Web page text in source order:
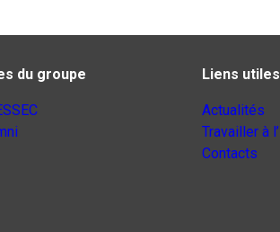
du groupe Liens utiles
Actualités
Travailler à
Contacts